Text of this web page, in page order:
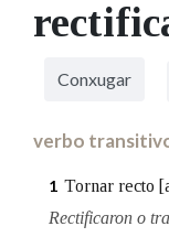
Facebook
TwitterYoutube
BUSCAR NOS
Comeza por
Conxugar
verbo
1 Tornar recto
Rectificaron o